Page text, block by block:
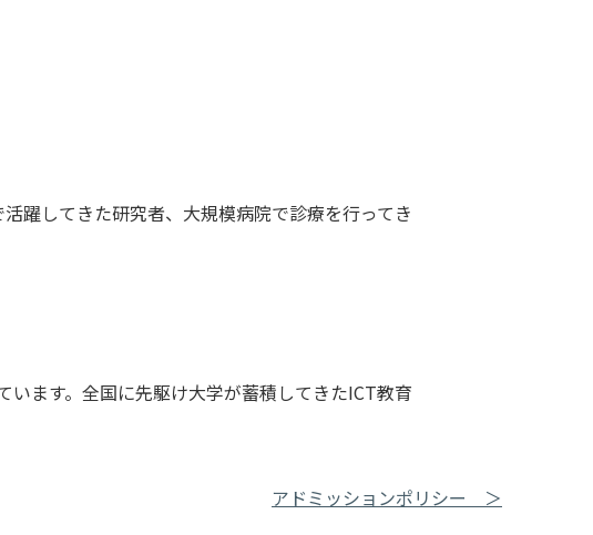
躍してきた研究者、大規模病院で診療を行ってき
ます。全国に先駆け大学が蓄積してきたICT教育
アドミッションポリシー ＞